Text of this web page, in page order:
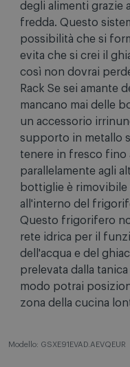
degli alimenti grazie
fredda. Questo
possibilità che si
evita che si crei il
così non dovrai
Rack Se sei amante
mancano mai delle
un accessorio
supporto in metallo
tenere in fresco
parallelamente agli
bottiglie è rimovibile
all'interno del
Questo frigorifero
rete idrica per il
dell'acqua e del
prelevata dalla
modo potrai
zona della cucina
Modello: GSXE91EVAD.AEVQEUR